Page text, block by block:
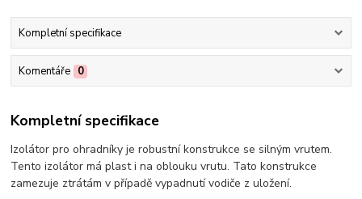
Kompletní specifikace
Komentáře 0
Kompletní specifikace
Izolátor pro ohradníky je robustní konstrukce se silným vrutem.
Tento izolátor má plast i na oblouku vrutu. Tato konstrukce
zamezuje ztrátám v případě vypadnutí vodiče z uložení.